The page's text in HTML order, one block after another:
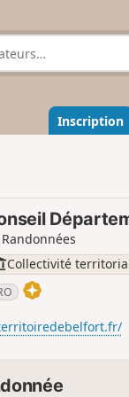
Inscription
Collectivité